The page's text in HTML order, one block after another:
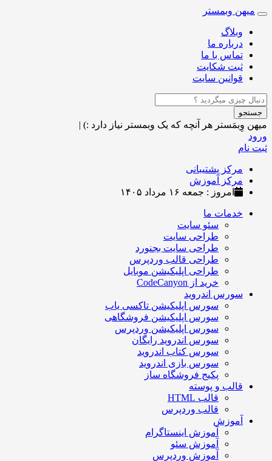
Toggle
navigation
میهن وبمستر
وبلاگ
درباره ما
تماس با ما
ثبت شکایت
قوانین سایت
جستجو
میهن وِبمَستر هر آنچه که یک وبمستر نیاز دارد :) |
ورود
ثبت نام
مرکز پشتیبانی
مرکز آموزش
امروز : جمعه ۱۶ مرداد ۱۴۰۵
خدمات ما
سئو سایت
طراحی سایت
طراحی سایت بجنورد
طراحی قالب وردپرس
طراحی اپلیکیشن موبایل
خرید از CodeCanyon
سورس اندروید
سورس اپلیکیشن تاکسی یاب
سورس اپلیکیشن فروشگاهی
سورس اپلیکیشن وردپرس
سورس اندروید رایگان
سورس کتاب اندروید
سورس بازی اندروید
پکیج فروشگاه ساز
قالب و پوسته
قالب HTML
قالب وردپرس
آموزش
آموزش اینستاگرام
آموزش سئو
آموزش وردپرس